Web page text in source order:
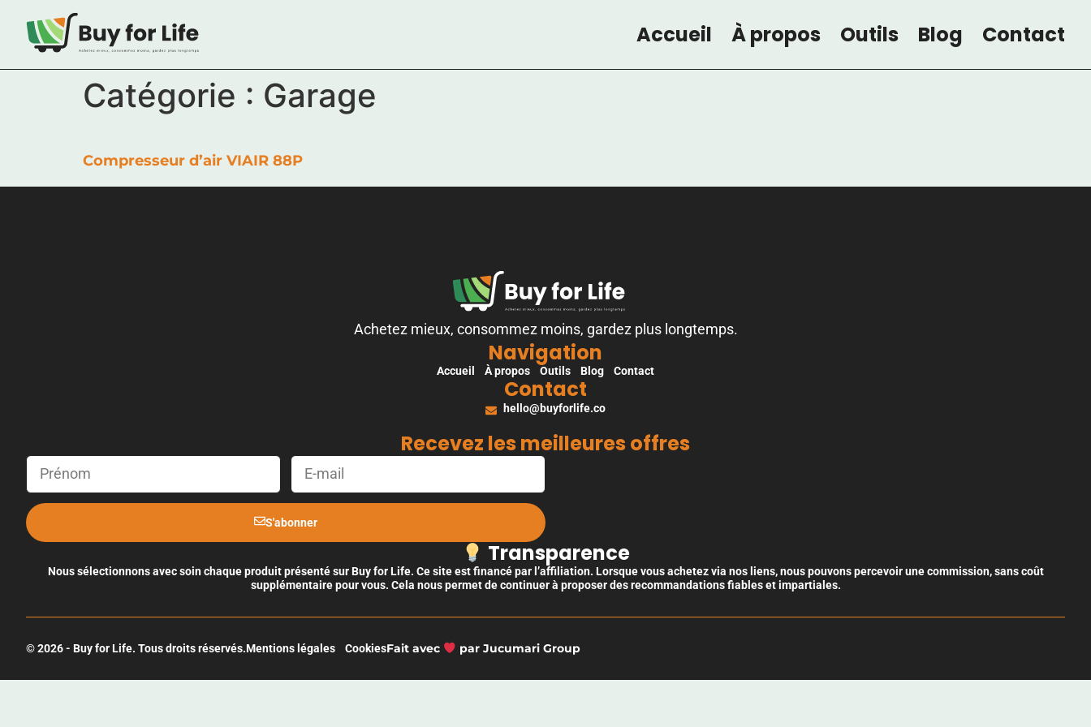
Accueil À propos Outils Blog Contact
Catégorie : Garage
Compresseur d’air VIAIR 88P
Achetez mieux, consommez moins, gardez plus longtemps.
Navigation
Accueil À propos Outils Blog Contact
Contact
hello@buyforlife.co
Recevez les meilleures offres
S'abonner
Transparence
Nous sélectionnons avec soin chaque produit présenté sur Buy for Life. Ce site est financé par l’affiliation. Lorsque vous achetez via nos liens, nous pouvons percevoir une commission, sans coût
supplémentaire pour vous. Cela nous permet de continuer à proposer des recommandations fiables et impartiales.
© 2026 - Buy for Life. Tous droits réservés.Mentions légales CookiesFait avec par Jucumari Group